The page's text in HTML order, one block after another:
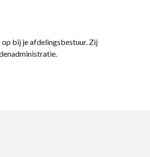
op bij je afdelingsbestuur. Zij